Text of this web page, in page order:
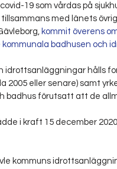
19 som vårdas på
med länets
kommit överens
kommunala badhusen och
idrottsanläggningar hålls
2005 eller senare) samt
badhus förutsatt att de
i kraft 15 december
kommuns